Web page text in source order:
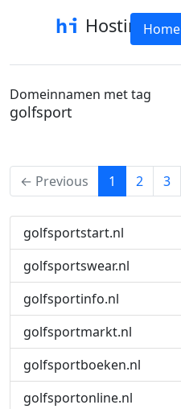
HostinfoHome
Domeinnamen met tag
golfsport
← Previous 1 (current)
2 3
golfsportstart.nl
golfsportswear.nl
golfsportinfo.nl
golfsportmarkt.nl
golfsportboeken.nl
golfsportonline.nl